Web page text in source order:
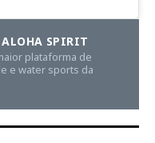
ALOHA SPIRIT
plataforma de
e water sports da